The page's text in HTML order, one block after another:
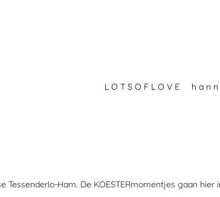
L O T S O F L O V E h a n
Tessenderlo-Ham. De KOESTERmomentjes gaan